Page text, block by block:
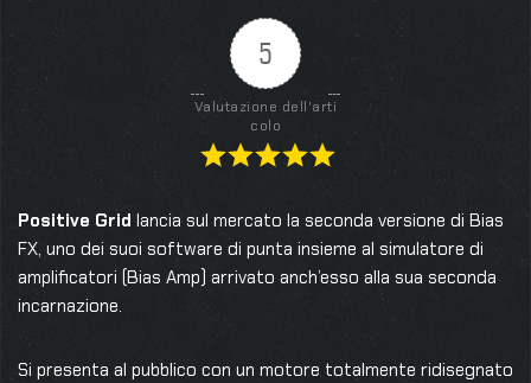
5
Valutazione dell'arti
colo
Positive Grid lancia sul mercato la seconda versione di Bias
FX, uno dei suoi software di punta insieme al simulatore di
amplificatori (Bias Amp) arrivato anch’esso alla sua seconda
incarnazione.
Si presenta al pubblico con un motore totalmente ridisegnato